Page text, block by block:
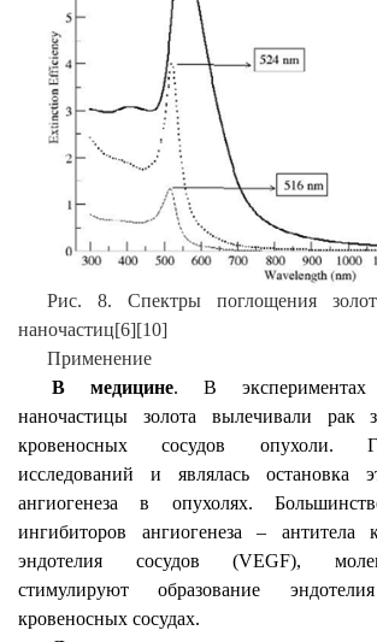
Рис. 8. Спектры поглощения
наночастиц[6][10]
Применение
В медицине. В
наночастицы золота вылечивали рак
кровеносных сосудов опухоли.
исследований и являлась остановка
ангиогенеза в опухолях.
ингибиторов ангиогенеза – антитела
эндотелия сосудов (VEGF),
стимулируют образование
кровеносных сосудах.